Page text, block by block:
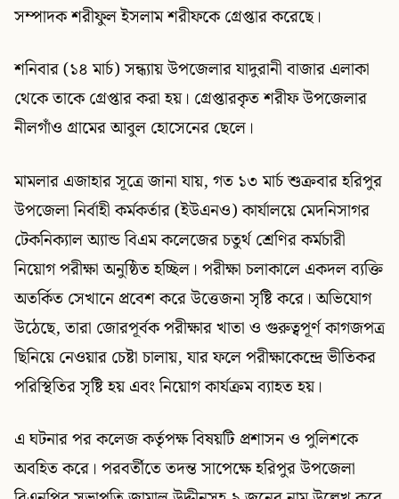
সম্পাদক শরীফুল ইসলাম শরীফকে গ্রেপ্তার করেছে।
শনিবার (১৪ মার্চ) সন্ধ্যায় উপজেলার যাদুরানী বাজার এলাকা
থেকে তাকে গ্রেপ্তার করা হয়। গ্রেপ্তারকৃত শরীফ উপজেলার
নীলগাঁও গ্রামের আবুল হোসেনের ছেলে।
মামলার এজাহার সূত্রে জানা যায়, গত ১৩ মার্চ শুক্রবার হরিপুর
উপজেলা নির্বাহী কর্মকর্তার (ইউএনও) কার্যালয়ে মেদনিসাগর
টেকনিক্যাল অ্যান্ড বিএম কলেজের চতুর্থ শ্রেণির কর্মচারী
নিয়োগ পরীক্ষা অনুষ্ঠিত হচ্ছিল। পরীক্ষা চলাকালে একদল ব্যক্তি
অতর্কিত সেখানে প্রবেশ করে উত্তেজনা সৃষ্টি করে। অভিযোগ
উঠেছে, তারা জোরপূর্বক পরীক্ষার খাতা ও গুরুত্বপূর্ণ কাগজপত্র
ছিনিয়ে নেওয়ার চেষ্টা চালায়, যার ফলে পরীক্ষাকেন্দ্রে ভীতিকর
পরিস্থিতির সৃষ্টি হয় এবং নিয়োগ কার্যক্রম ব্যাহত হয়।
এ ঘটনার পর কলেজ কর্তৃপক্ষ বিষয়টি প্রশাসন ও পুলিশকে
অবহিত করে। পরবর্তীতে তদন্ত সাপেক্ষে হরিপুর উপজেলা